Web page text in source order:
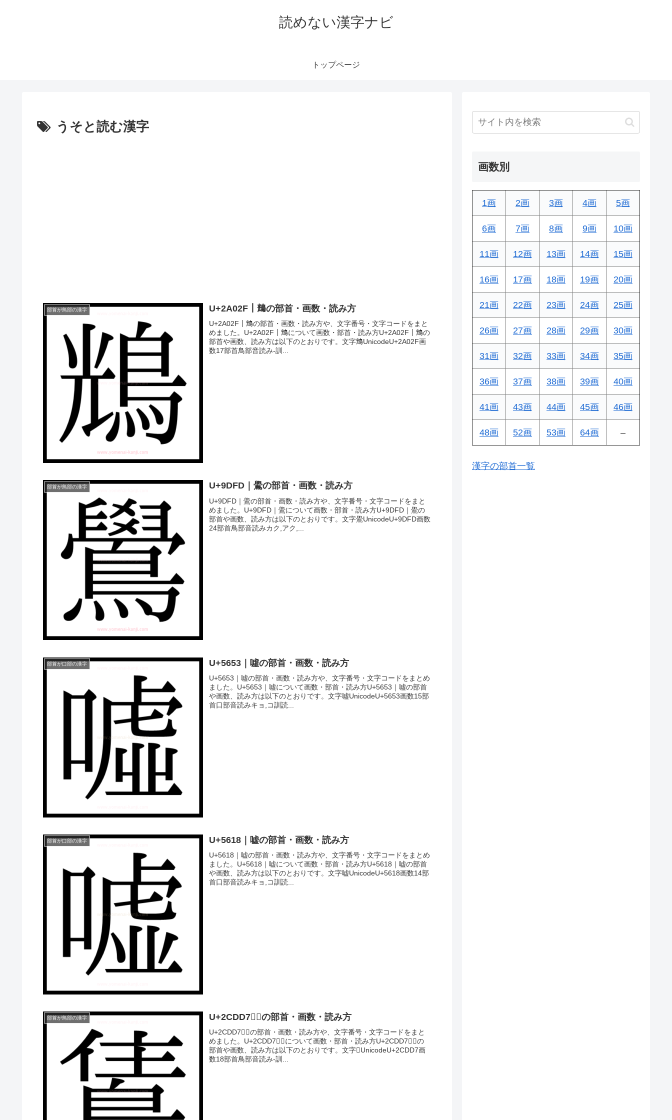
読めない漢字ナビ
トップページ
うそと読む漢字
部首が鳥部の漢字 U+2A02F｜𪀯の部首・画数・読み方
U+2A02F｜𪀯の部首・画数・読み方や、文字番号・文字コードをまと
めました。U+2A02F｜𪀯について画数・部首・読み方U+2A02F｜𪀯の
部首や画数、読み方は以下のとおりです。文字𪀯UnicodeU+2A02F画
数17部首鳥部音読み-訓...
部首が鳥部の漢字 U+9DFD｜鷽の部首・画数・読み方
U+9DFD｜鷽の部首・画数・読み方や、文字番号・文字コードをまと
めました。U+9DFD｜鷽について画数・部首・読み方U+9DFD｜鷽の
部首や画数、読み方は以下のとおりです。文字鷽UnicodeU+9DFD画数
24部首鳥部音読みカク,アク,...
部首が口部の漢字 U+5653｜噓の部首・画数・読み方
U+5653｜噓の部首・画数・読み方や、文字番号・文字コードをまとめ
ました。U+5653｜噓について画数・部首・読み方U+5653｜噓の部首
や画数、読み方は以下のとおりです。文字噓UnicodeU+5653画数15部
首口部音読みキョ,コ訓読...
部首が口部の漢字 U+5618｜嘘の部首・画数・読み方
U+5618｜嘘の部首・画数・読み方や、文字番号・文字コードをまとめ
ました。U+5618｜嘘について画数・部首・読み方U+5618｜嘘の部首
や画数、読み方は以下のとおりです。文字嘘UnicodeU+5618画数14部
首口部音読みキョ,コ訓読...
部首が鳥部の漢字 U+2CDD7｜𬷗の部首・画数・読み方
U+2CDD7｜𬷗の部首・画数・読み方や、文字番号・文字コードをまと
めました。U+2CDD7｜𬷗について画数・部首・読み方U+2CDD7｜𬷗の
部首や画数、読み方は以下のとおりです。文字𬷗UnicodeU+2CDD7画
数18部首鳥部音読み-訓...
画数別
1画 2画 3画 4画 5画
6画 7画 8画 9画 10画
11画 12画 13画 14画 15画
16画 17画 18画 19画 20画
21画 22画 23画 24画 25画
26画 27画 28画 29画 30画
31画 32画 33画 34画 35画
36画 37画 38画 39画 40画
41画 43画 44画 45画 46画
48画 52画 53画 64画 –
漢字の部首一覧